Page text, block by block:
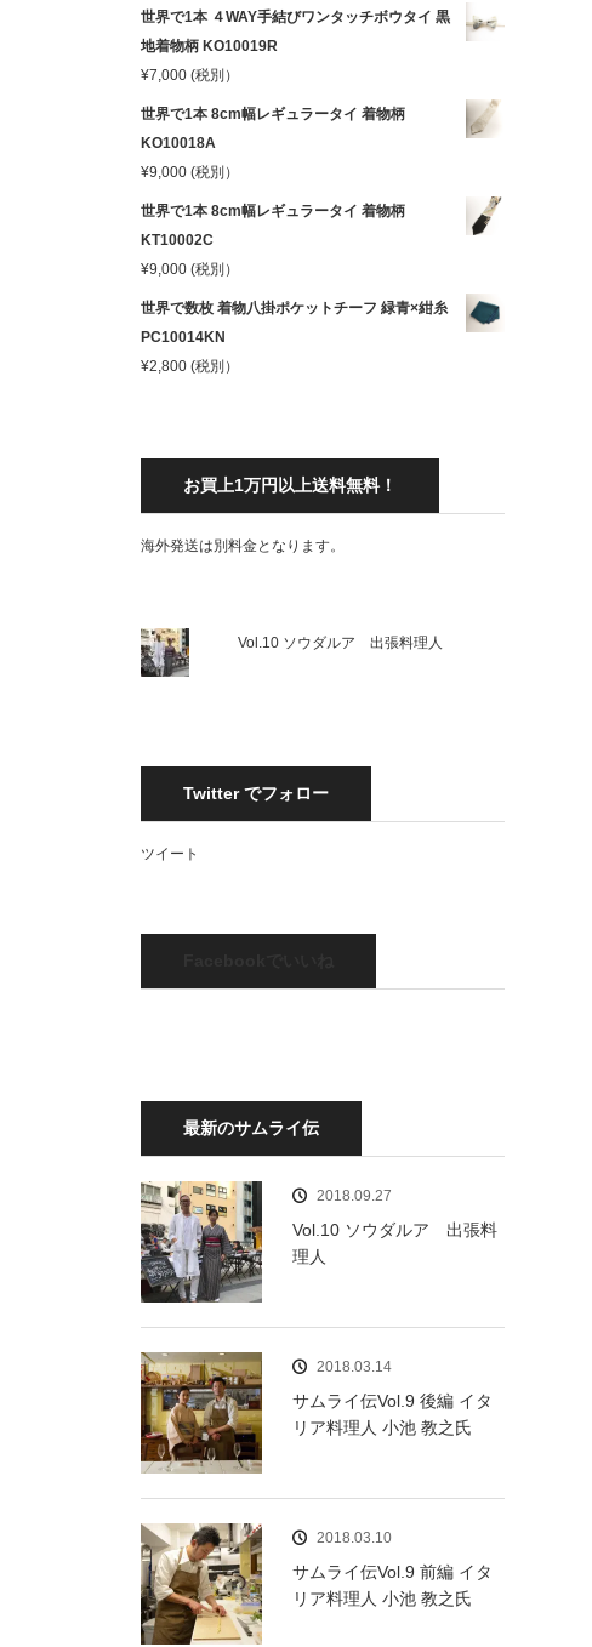
世界で1本 ４WAY手結びワンタッチボウタイ 黒
地着物柄 KO10019R
¥7,000 (税別）
世界で1本 8cm幅レギュラータイ 着物柄
KO10018A
¥9,000 (税別）
世界で1本 8cm幅レギュラータイ 着物柄
KT10002C
¥9,000 (税別）
世界で数枚 着物八掛ポケットチーフ 緑青×紺糸
PC10014KN
¥2,800 (税別）
お買上1万円以上送料無料！
海外発送は別料金となります。
Vol.10 ソウダルア 出張料理人
Twitter でフォロー
ツイート
最新のサムライ伝
2018.09.27
Vol.10 ソウダルア 出張料
理人
2018.03.14
サムライ伝Vol.9 後編 イタ
リア料理人 小池 教之氏
2018.03.10
サムライ伝Vol.9 前編 イタ
リア料理人 小池 教之氏